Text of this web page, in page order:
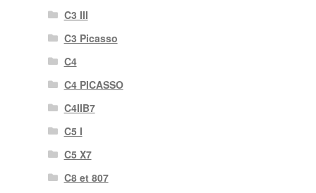
C3 III
C3 Picasso
C4
C4 PICASSO
C4IIB7
C5 I
C5 X7
C8 et 807